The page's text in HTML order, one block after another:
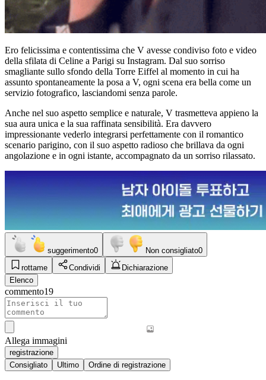
Ero felicissima e contentissima che V avesse condiviso foto e video
della sfilata di Celine a Parigi su Instagram. Dal suo sorriso
smagliante sullo sfondo della Torre Eiffel al momento in cui ha
assunto spontaneamente la posa a V, ogni scena era bella come un
servizio fotografico, lasciandomi senza parole.
Anche nel suo aspetto semplice e naturale, V trasmetteva appieno la
sua aura unica e la sua raffinata sensibilità. Era davvero
impressionante vederlo integrarsi perfettamente con il romantico
scenario parigino, con il suo aspetto radioso che brillava da ogni
angolazione e in ogni istante, accompagnato da un sorriso rilassato.
suggerimento0 Non consigliato0
rottame
Condividi
Dichiarazione
Elenco
commento19
Allega immagini
registrazione
Consigliato
Ultimo Ordine di registrazione